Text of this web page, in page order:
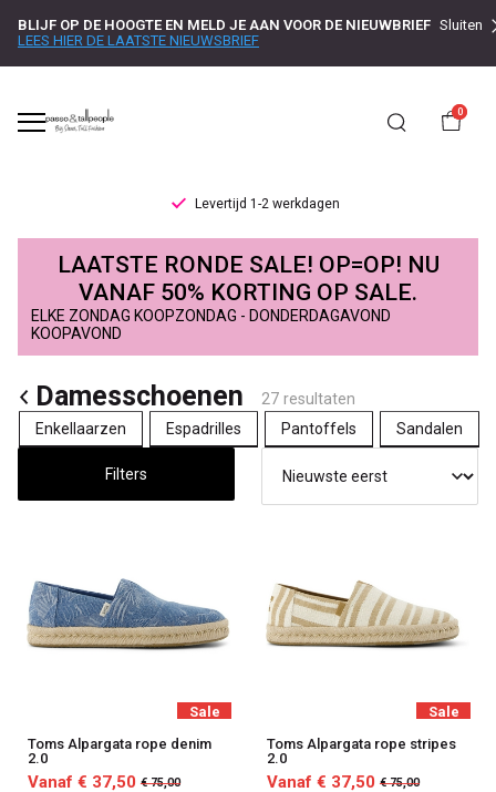
BLIJF OP DE HOOGTE EN MELD JE AAN VOOR DE NIEUWBRIEF
LEES HIER DE LAATSTE NIEUWSBRIEF
Sluiten
0
Levertijd 1-2 werkdagen
Toms
damesschoenen
in
grote
maten
LAATSTE RONDE SALE! OP=OP! NU
VANAF 50% KORTING OP SALE.
ELKE ZONDAG KOOPZONDAG - DONDERDAGAVOND
KOOPAVOND
Damesschoenen
27 resultaten
Enkellaarzen
Espadrilles Pantoffels Sandalen
Filters
Sale
Toms Alpargata rope denim
2.0
Vanaf € 37,50 € 75,00
Sale
Toms Alpargata rope stripes
2.0
Vanaf € 37,50 € 75,00